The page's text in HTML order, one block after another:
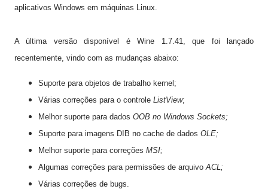
aplicativos Windows em máquinas Linux
A última versão disponível é Wine 1.7.41 , que foilançado
recentemente, vindo com as mudanças abaixo:
Suporte para objetos de trabalho kernel;
Várias correções para o controle ListView;
Melhor suporte para dados OOB no Windows Sockets;
Suporte para imagens DIB no cache de dados OLE;
Melhor suporte para correções MSI;
Algumas correções para permissões de arquivo ACL;
Várias correções de bugs